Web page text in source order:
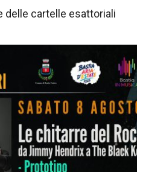
delle cartelle esattoriali